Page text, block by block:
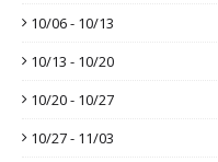
10/06 - 10/13
10/13 - 10/20
10/20 - 10/27
10/27 - 11/03